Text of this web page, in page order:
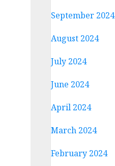
September 2024
August 2024
July 2024
June 2024
April 2024
March 2024
February 2024